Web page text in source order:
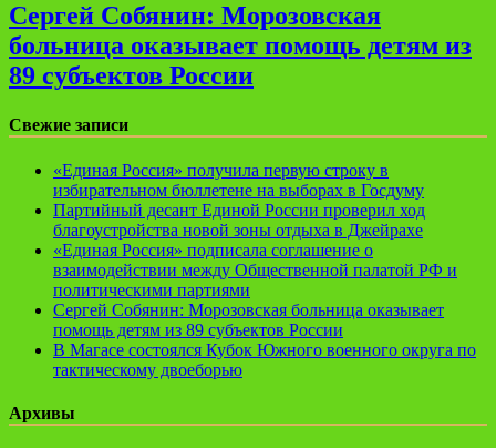
Сергей Собянин: Морозовская
больница оказывает помощь детям из
89 субъектов России
Свежие записи
«Единая Россия» получила первую строку в
избирательном бюллетене на выборах в Госдуму
Партийный десант Единой России проверил ход
благоустройства новой зоны отдыха в Джейрахе
«Единая Россия» подписала соглашение о
взаимодействии между Общественной палатой РФ и
политическими партиями
Сергей Собянин: Морозовская больница оказывает
помощь детям из 89 субъектов России
В Магасе состоялся Кубок Южного военного округа по
тактическому двоеборью
Архивы